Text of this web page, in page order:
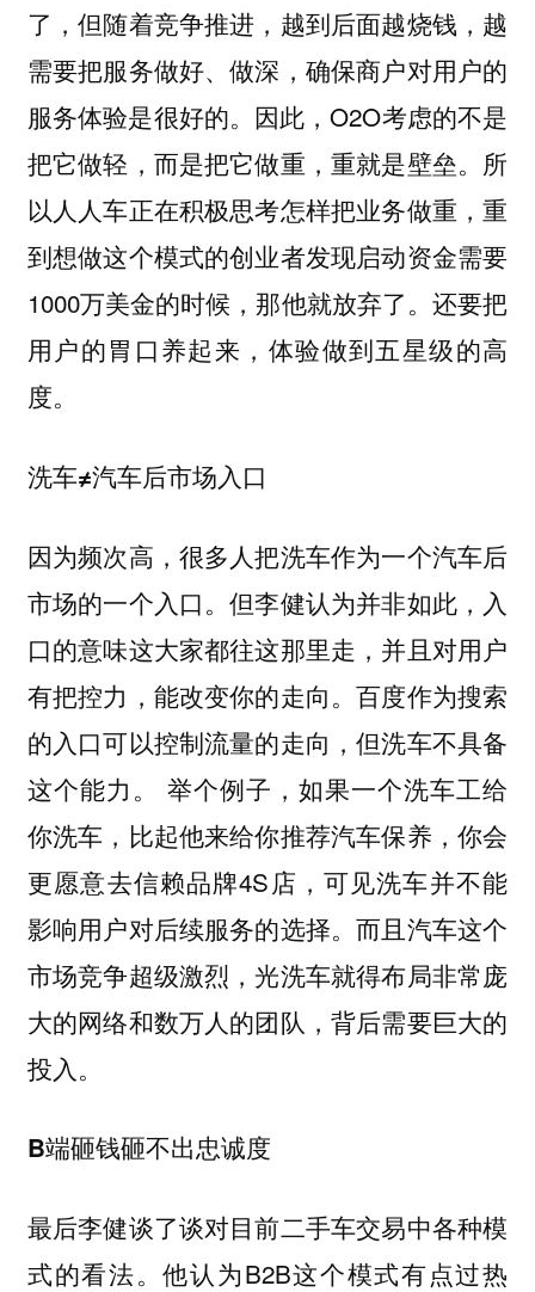
了，但随着竞争推进，越到后面越烧钱，越
需要把服务做好、做深，确保商户对用户的
服务体验是很好的。因此，O2O考虑的不是
把它做轻，而是把它做重，重就是壁垒。所
以人人车正在积极思考怎样把业务做重，重
到想做这个模式的创业者发现启动资金需要
1000万美金的时候，那他就放弃了。还要把
用户的胃口养起来，体验做到五星级的高
度。
洗车≠汽车后市场入口
因为频次高，很多人把洗车作为一个汽车后
市场的一个入口。但李健认为并非如此， 入
口的意味这大家都往这那里走，并且对用户
有把控力，能改变你的走向。百度作为搜索
的入口可以控制流量的走向，但洗车不具备
这个能力。 举个例子，如果一个洗车工给
你洗车，比起他来给你推荐汽车保养，你会
更愿意去信赖品牌4S店，可见洗车并不能
影响用户对后续服务的选择。而且汽车这个
市场竞争超级激烈，光洗车就得布局非常庞
大的网络和数万人的团队，背后需要巨大的
投入。
B端砸钱砸不出忠诚度
最后李健谈了谈对目前二手车交易中各种模
式的看法。他认为B2B这个模式有点过热